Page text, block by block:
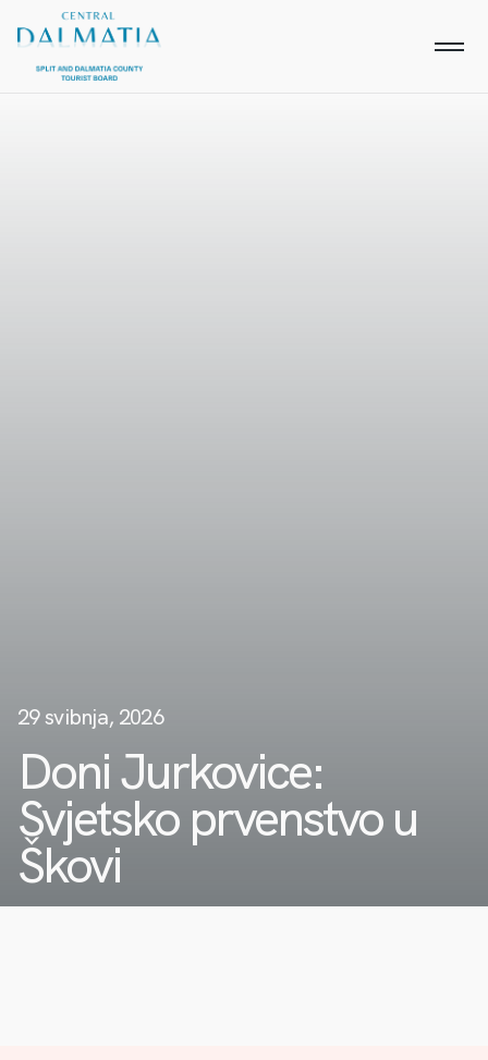
29 svibnja, 2026
Doni Jurkovice:
Svjetsko prvenstvo u
Škovi